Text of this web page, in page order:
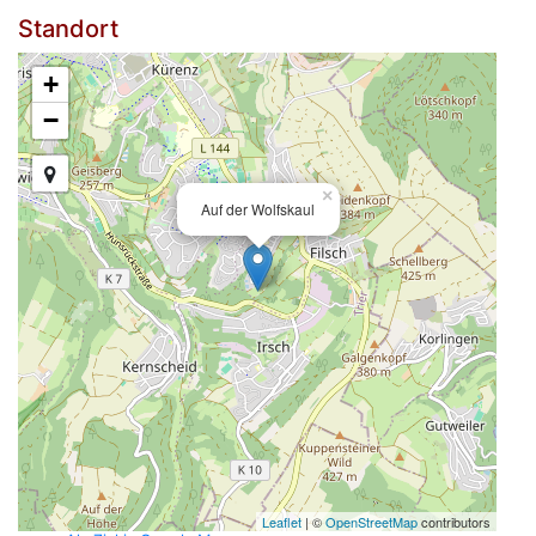
Standort
Auf der Wolfskaul
×
+
−
Leaflet| ©OpenStreetMapcontributors